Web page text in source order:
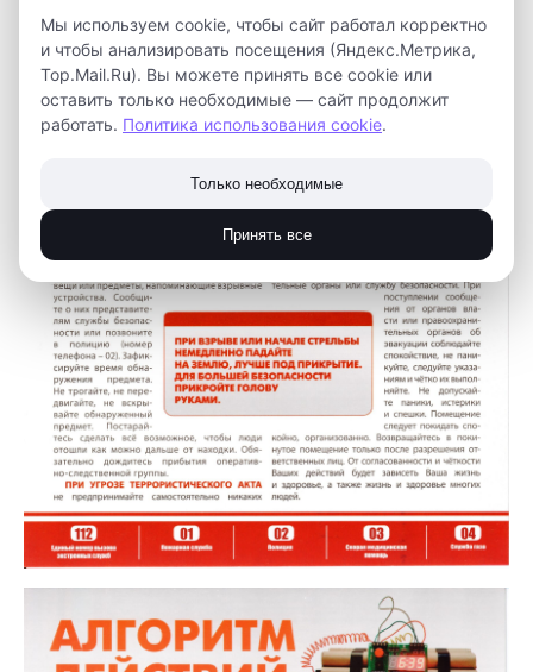
Мы используем cookie, чтобы сайт работал корректно
и чтобы анализировать посещения (Яндекс.Метрика,
Top.Mail.Ru). Вы можете принять все cookie или
оставить только необходимые — сайт продолжит
работать. Политика использования cookie.
Только необходимые
Принять все